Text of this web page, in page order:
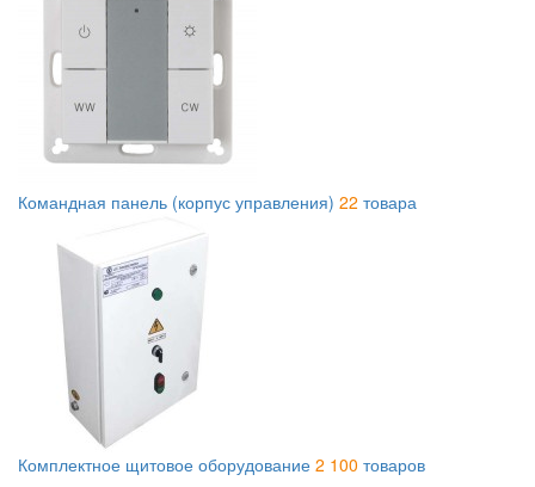
Командная панель (корпус управления) 22 товара
Комплектное щитовое оборудование 2 100 товаров